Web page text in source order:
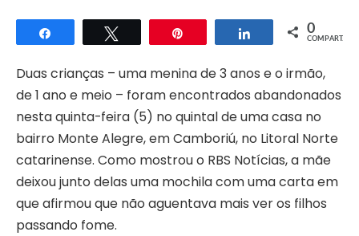
Compartilhar Compartilhar
0
COMPART.
Duas crianças – uma menina de 3 anos e o irmão,
de 1 ano e meio – foram encontrados abandonados
nesta quinta-feira (5) no quintal de uma casa no
bairro Monte Alegre, em Camboriú, no Litoral Norte
catarinense. Como mostrou o RBS Notícias, a mãe
deixou junto delas uma mochila com uma carta em
que afirmou que não aguentava mais ver os filhos
passando fome.